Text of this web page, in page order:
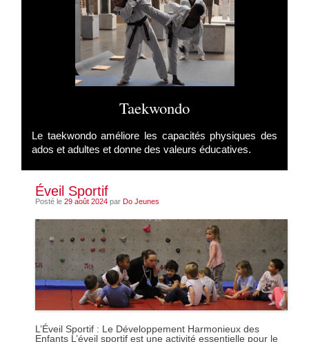
Taekwondo
Le taekwondo améliore les capacités physiques des
ados et adultes et donne des valeurs éducatives.
Éveil Sportif
Posté le29 août 2024 parDo Jeunes
L’Éveil Sportif : Le Développement Harmonieux des
Enfants L’éveil sportif est une activité essentielle pour le